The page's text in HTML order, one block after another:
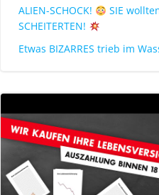
ALIEN-SCHOCK!
SIE
SCHEITERTEN!
Etwas BIZARRES trieb im